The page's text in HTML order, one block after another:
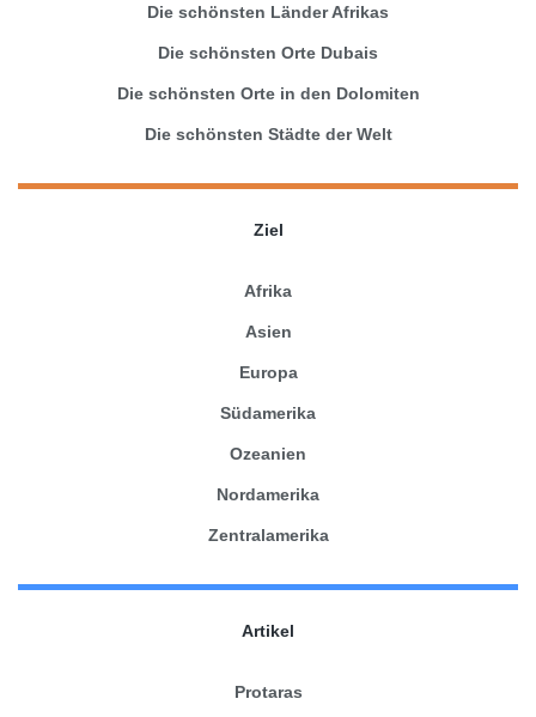
Die schönsten Länder Afrikas
Die schönsten Orte Dubais
Die schönsten Orte in den Dolomiten
Die schönsten Städte der Welt
Ziel
Afrika
Asien
Europa
Südamerika
Ozeanien
Nordamerika
Zentralamerika
Artikel
Protaras